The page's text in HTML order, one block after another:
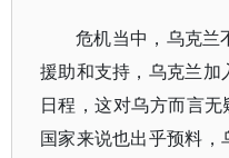
危机当中，乌克兰
援助和支持，乌克兰
日程，这对乌方而言
国家来说也出乎预料